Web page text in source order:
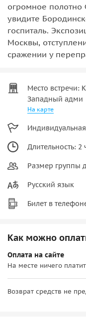
огромное
увидите
госпиталь.
Москвы,
сражении у
Место встречи:
Западный адми
На карте
Индивидуальная
Длительность: 2
Размер группы
Русский язык
Билет в
Как можно
Оплата на сайте
На месте ничего
Возврат средств не